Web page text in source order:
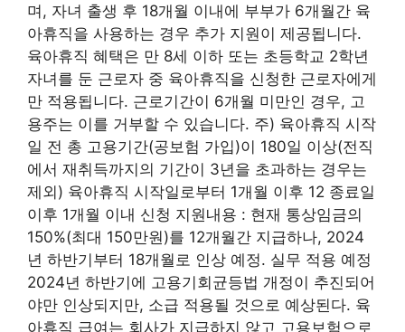
며, 자녀 출생 후 18개월 이내에 부부가 6개월간 육
아휴직을 사용하는 경우 추가 지원이 제공됩니다.
육아휴직 혜택은 만 8세 이하 또는 초등학교 2학년
자녀를 둔 근로자 중 육아휴직을 신청한 근로자에게
만 적용됩니다. 근로기간이 6개월 미만인 경우, 고
용주는 이를 거부할 수 있습니다. 주) 육아휴직 시작
일 전 총 고용기간(공보험 가입)이 180일 이상(전직
에서 재취득까지의 기간이 3년을 초과하는 경우는
제외) 육아휴직 시작일로부터 1개월 이후 12 종료일
이후 1개월 이내 신청 지원내용 : 현재 통상임금의
150%(최대 150만원)를 12개월간 지급하나, 2024
년 하반기부터 18개월로 인상 예정. 실무 적용 예정
2024년 하반기에 고용기회균등법 개정이 추진되어
야만 인상되지만, 소급 적용될 것으로 예상된다. 육
아휴직 급여는 회사가 지급하지 않고 고용보험으로